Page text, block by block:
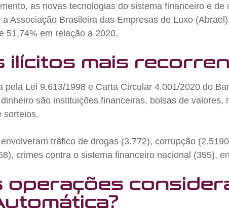
as novas tecnologias do sistema financeiro e de
Associação Brasileira das Empresas de Luxo
51,74% em relação a 2020.
ilícitos mais
pela Lei 9.613/1998 e Carta Circular 4.001/2020 do
são instituições financeiras, bolsas de valores,
sorteios.
tráfico de drogas (3.772), corrupção
crimes contra o sistema financeiro nacional (355),
operações